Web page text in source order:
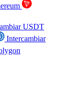
USDT
Intercambiar